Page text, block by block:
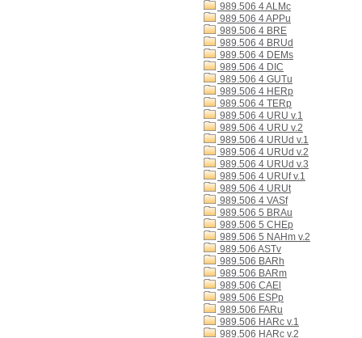
989.506 4 ALMc
989.506 4 APPu
989.506 4 BRE
989.506 4 BRUd
989.506 4 DEMs
989.506 4 DIC
989.506 4 GUTu
989.506 4 HERp
989.506 4 TERp
989.506 4 URU v.1
989.506 4 URU v.2
989.506 4 URUd v.1
989.506 4 URUd v.2
989.506 4 URUd v.3
989.506 4 URUf v.1
989.506 4 URUt
989.506 4 VASf
989.506 5 BRAu
989.506 5 CHEp
989.506 5 NAHm v.2
989.506 ASTv
989.506 BARh
989.506 BARm
989.506 CAEl
989.506 ESPp
989.506 FARu
989.506 HARc v.1
989.506 HARc v.2